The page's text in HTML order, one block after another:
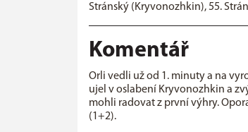
Stránský (Kryvonozhkin), 55.
Komentář
Orli vedli už od 1. minuty a na
ujel v oslabení Kryvonozhkin a
mohli radovat z první výhry.
(1+2).